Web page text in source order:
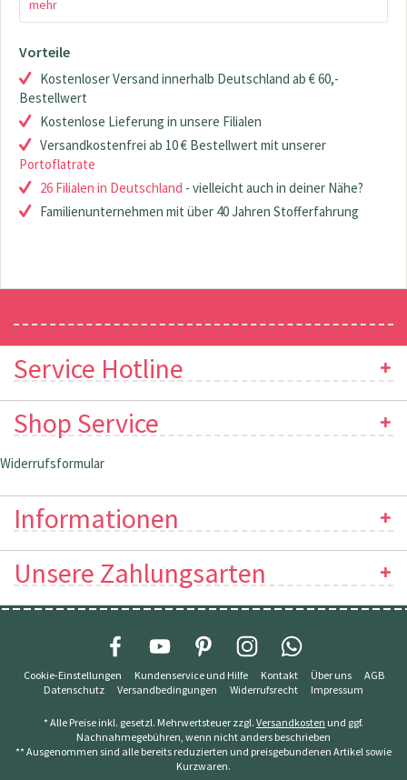
mehr
Vorteile
Kostenloser Versand innerhalb Deutschland ab € 60,-
Bestellwert
Kostenlose Lieferung in unsere Filialen
Versandkostenfrei ab 10 € Bestellwert mit unserer
Portoflatrate
26 Filialen in Deutschland - vielleicht auch in deiner Nähe?
Familienunternehmen mit über 40 Jahren Stofferfahrung
Service Hotline
Shop Service
Widerrufsformular
Informationen
Unsere Zahlungsarten
Cookie-Einstellungen Kundenservice und Hilfe Kontakt Über uns
AGB
Datenschutz
Versandbedingungen Widerrufsrecht Impressum
* Alle Preise inkl. gesetzl. Mehrwertsteuer zzgl. Versandkosten und ggf.
Nachnahmegebühren, wenn nicht anders beschrieben
** Ausgenommen sind alle bereits reduzierten und preisgebundenen Artikel sowie
Kurzwaren.